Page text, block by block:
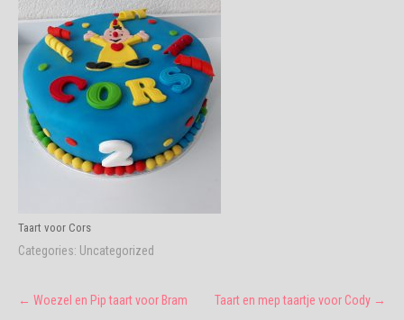
Taart voor Cors
Categories: Uncategorized
Post
navigation
← Woezel en Pip taart voor Bram Taart en mep taartje voor Cody →